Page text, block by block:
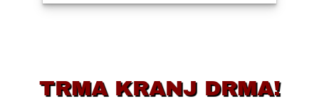
TRMA KRANJ DRMA!